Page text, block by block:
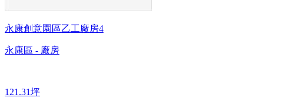
永康創意園區乙工廠房4
永康區 - 廠房
121.31坪